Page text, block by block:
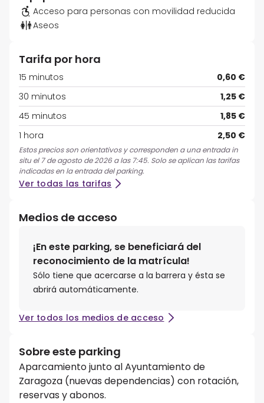
Acceso para personas con movilidad reducida
Aseos
Tarifa por hora
15 minutos
0,60 €
30 minutos
1,25 €
45 minutos
1,85 €
1 hora
2,50 €
Estos precios son orientativos y corresponden a una entrada in
situ el 7 de agosto de 2026 a las 7:45. Solo se aplican las tarifas
indicadas en la entrada del parking.
Ver todas las tarifas
Medios de acceso
¡En este parking, se beneficiará del
reconocimiento de la matrícula!
Sólo tiene que acercarse a la barrera y ésta se
abrirá automáticamente.
Ver todos los medios de acceso
Sobre este parking
Aparcamiento junto al Ayuntamiento de
Zaragoza (nuevas dependencias) con rotación,
reservas y abonos.